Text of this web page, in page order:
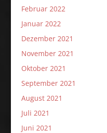
Februar 2022
Januar 2022
Dezember 2021
November 2021
Oktober 2021
September 2021
August 2021
Juli 2021
Juni 2021